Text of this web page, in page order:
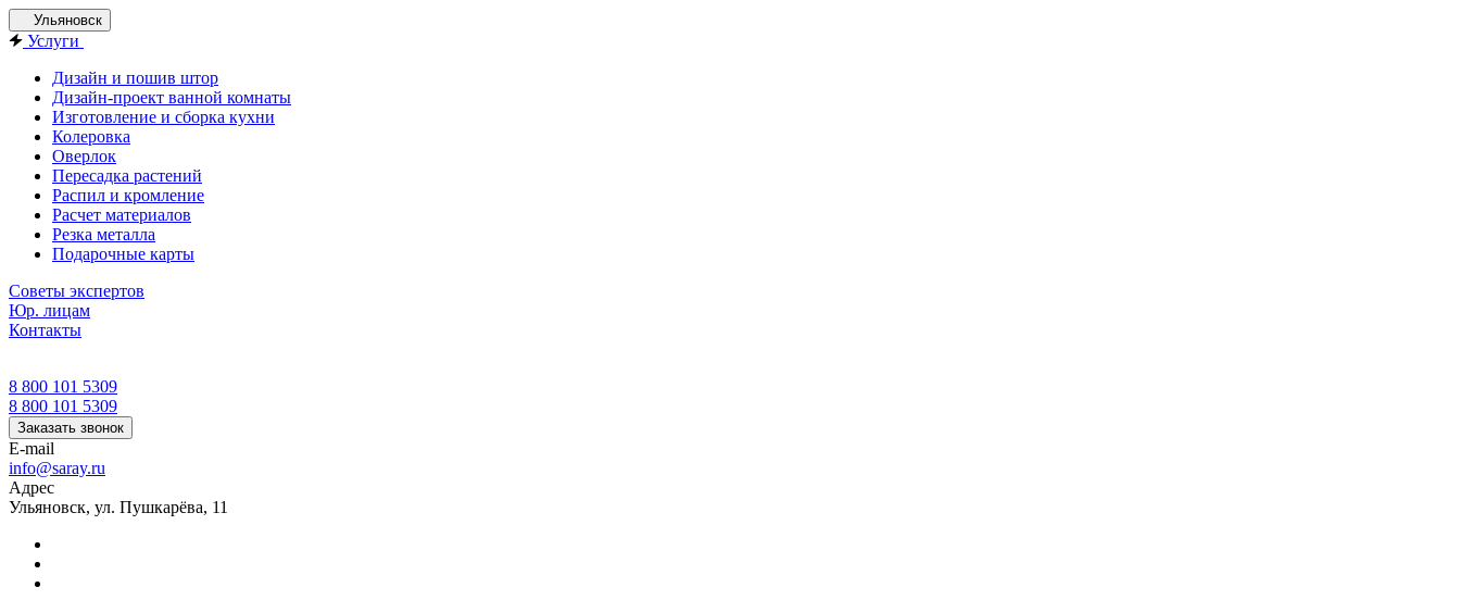
Ульяновск
Услуги
Дизайн и пошив штор
Дизайн-проект ванной комнаты
Изготовление и сборка кухни
Колеровка
Оверлок
Пересадка растений
Распил и кромление
Расчет материалов
Резка металла
Подарочные карты
Советы экспертов
Юр. лицам
Контакты
8 800 101 5309
8 800 101 5309
Заказать звонок
E-mail
info@saray.ru
Адрес
Ульяновск, ул. Пушкарёва, 11